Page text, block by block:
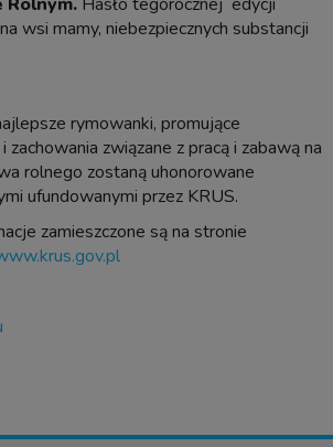
wsi mamy, niebezpiecznych substancji
rymowanki, promujące
związane z pracą i zabawą na
rolnego zostaną uhonorowane
ufundowanymi przez KRUS.
zamieszczone są na stronie